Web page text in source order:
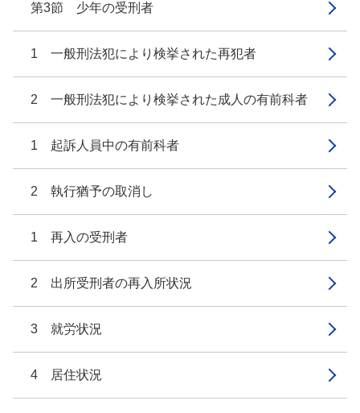
第3節 少年の受刑者
1 一般刑法犯により検挙された再犯者
2 一般刑法犯により検挙された成人の有前科者
1 起訴人員中の有前科者
2 執行猶予の取消し
1 再入の受刑者
2 出所受刑者の再入所状況
3 就労状況
4 居住状況